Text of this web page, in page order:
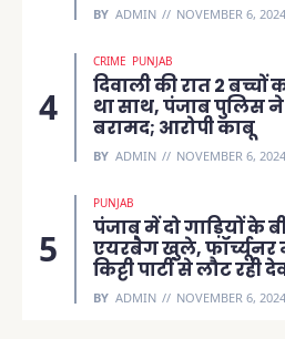
BY ADMIN NOVEMBER 6, 2024
CRIME PUNJAB
दिवाली की रात 2
था साथ, पंजाब पुलिस
बरामद; आरोपी काबू
BY ADMIN NOVEMBER 6, 2024
PUNJAB
पंजाब में दो गाड़ियों के
एयरबैग खुले, फॉर्च्यूनर
किट्टी पार्टी से लौट
BY ADMIN NOVEMBER 6, 2024